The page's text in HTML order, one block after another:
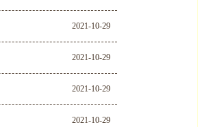
2021-10-29
2021-10-29
2021-10-29
2021-10-29